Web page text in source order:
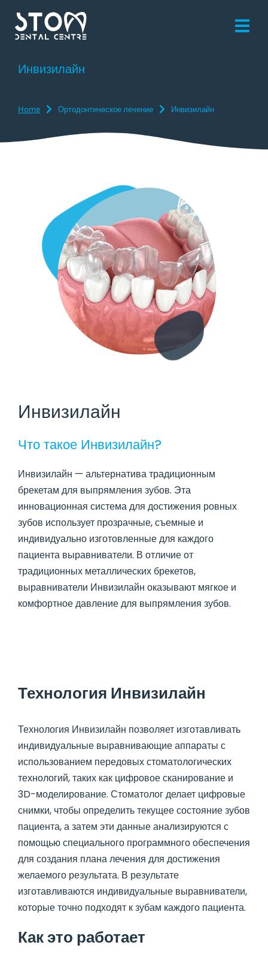
Инвизилайн
You are here:
Home Ортодонтическое лечение Инвизилайн
Инвизилайн
Что такое Инвизилайн?
Инвизилайн — альтернатива традиционным
брекетам для выпрямления зубов. Эта
инновационная система для достижения ровных
зубов использует прозрачные, съемные и
индивидуально изготовленные для каждого
пациента выравниватели. В отличие от
традиционных металлических брекетов,
выравниватели Инвизилайн оказывают мягкое и
комфортное давление для выпрямления зубов.
Технология Инвизилайн
Технология Инвизилайн позволяет изготавливать
индивидуальные выравнивающие аппараты с
использованием передовых стоматологических
технологий, таких как цифровое сканирование и
3D-моделирование. Стоматолог делает цифровые
снимки, чтобы определить текущее состояние зубов
пациента, а затем эти данные анализируются с
помощью специального программного обеспечения
для создания плана лечения для достижения
желаемого результата. В результате
изготавливаются индивидуальные выравниватели,
которые точно подходят к зубам каждого пациента.
Как это работает